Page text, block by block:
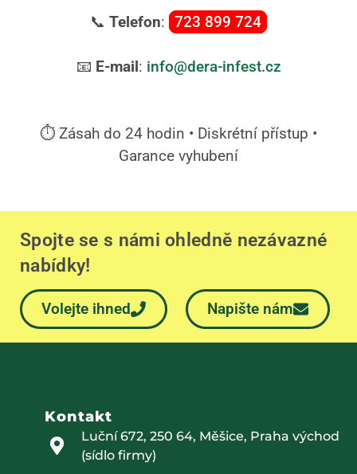
📞 Telefon: 723 899 724
📧 E-mail: info@dera-infest.cz
⏱️ Zásah do 24 hodin • Diskrétní přístup •
Garance vyhubení
Spojte se s námi ohledně nezávazné
nabídky!
Volejte ihned Napište nám
Kontakt
Luční 672, 250 64, Měšice, Praha východ
(sídlo firmy)